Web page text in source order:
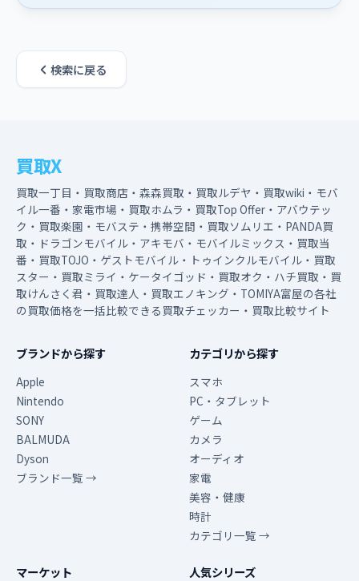
検索に戻る
買取X
買取一丁目・買取商店・森森買取・買取ルデヤ・買取wiki・モバ
イル一番・家電市場・買取ホムラ・買取Top Offer・アバウテッ
ク・買取楽園・モバステ・携帯空間・買取ソムリエ・PANDA買
取・ドラゴンモバイル・アキモバ・モバイルミックス・買取当
番・買取TOJO・ゲストモバイル・トゥインクルモバイル・買取
スター・買取ミライ・ケータイゴッド・買取オク・ハチ買取・買
取けんさく君・買取達人・買取エノキング・TOMIYA富屋の各社
の買取価格を一括比較できる買取チェッカー・買取比較サイト
ブランドから探す
Apple
Nintendo
SONY
BALMUDA
Dyson
ブランド一覧 →
カテゴリから探す
スマホ
PC・タブレット
ゲーム
カメラ
オーディオ
家電
美容・健康
時計
カテゴリ一覧 →
マーケット 人気シリーズ